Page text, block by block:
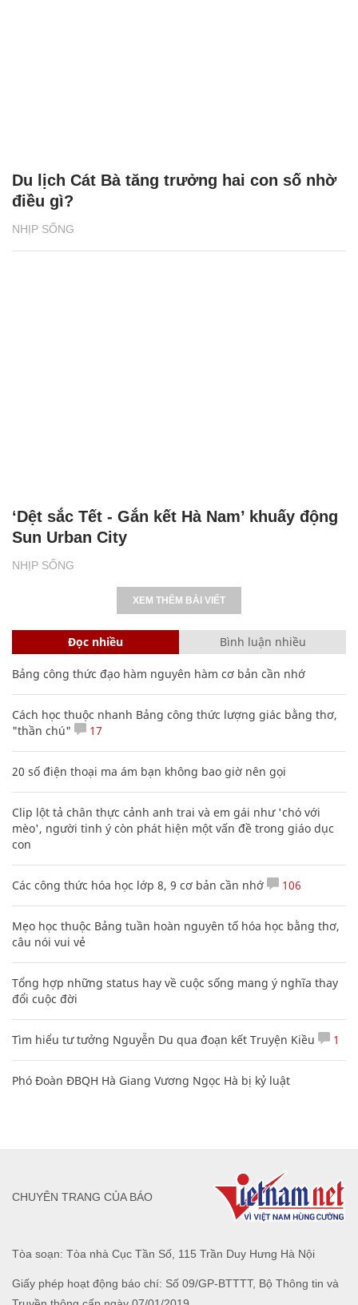
NHỊP SỐNG
Du lịch Cát Bà tăng trưởng hai con số nhờ
điều gì?
NHỊP SỐNG
‘Dệt sắc Tết - Gắn kết Hà Nam’ khuấy động
Sun Urban City
XEM THÊM BÀI VIẾT
Đọc nhiều Bình luận nhiều
Bảng công thức đạo hàm nguyên hàm cơ bản cần nhớ
Cách học thuộc nhanh Bảng công thức lượng giác bằng thơ,
"thần chú"
17
20 số điện thoại ma ám bạn không bao giờ nên gọi
Clip lột tả chân thực cảnh anh trai và em gái như 'chó với
mèo', người tinh ý còn phát hiện một vấn đề trong giáo dục
con
Các công thức hóa học lớp 8, 9 cơ bản cần nhớ 106
Mẹo học thuộc Bảng tuần hoàn nguyên tố hóa học bằng thơ,
câu nói vui vẻ
Tổng hợp những status hay về cuộc sống mang ý nghĩa thay
đổi cuộc đời
Tìm hiểu tư tưởng Nguyễn Du qua đoạn kết Truyện Kiều 1
Phó Đoàn ĐBQH Hà Giang Vương Ngọc Hà bị kỷ luật
Tòa soạn: Tòa nhà Cục Tần Số, 115 Trần Duy Hưng Hà Nội
Giấy phép hoạt động báo chí: Số 09/GP-BTTTT, Bộ Thông tin và
CHUYÊN TRANG CỦA BÁO